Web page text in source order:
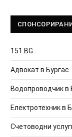
151.BG
Адвокат в Бургас
Водопроводчик в
Електротехник в
Счетоводни